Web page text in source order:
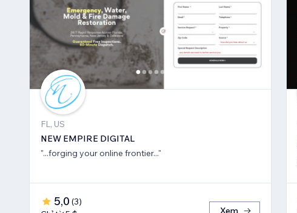
FL, US
NEW EMPIRE DIGITAL
"...forging your online frontier..."
5,0 (3)
Xem